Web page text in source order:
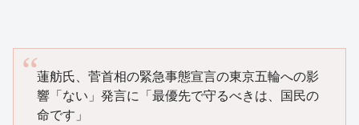
蓮舫氏、菅首相の緊急事態宣言の東京五輪への影
響「ない」発言に「最優先で守るべきは、国民の
命です」